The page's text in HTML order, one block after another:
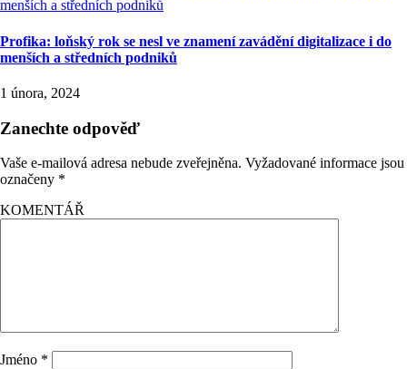
Profika: loňský rok se nesl ve znamení zavádění digitalizace i do
menších a středních podniků
1 února, 2024
Zanechte odpověď
Vaše e-mailová adresa nebude zveřejněna. Vyžadované informace jsou
označeny *
KOMENTÁŘ
Jméno *